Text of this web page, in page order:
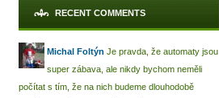
RECENT COMMENTS
Michal Foltýn Je pravda, že automaty jsou
super zábava, ale nikdy bychom neměli
počítat s tím, že na nich budeme dlouhodobě